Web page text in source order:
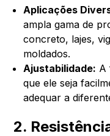
Aplicações
ampla gama de
concreto, lajes,
moldados.
Ajustabilidade: A
que ele seja
adequar a
2.